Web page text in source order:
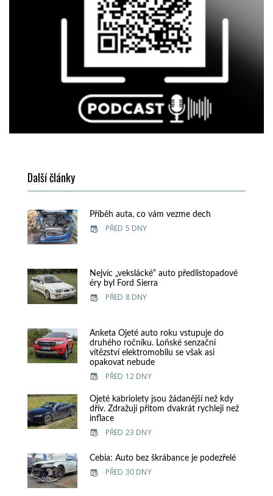
Další články
Příběh auta, co vám vezme dech
PŘED 5 DNY
Nejvíc „vekslácké“ auto předlistopadové
éry byl Ford Sierra
PŘED 8 DNY
Anketa Ojeté auto roku vstupuje do
druhého ročníku. Loňské senzační
vítězství elektromobilu se však asi
opakovat nebude
PŘED 12 DNY
Ojeté kabriolety jsou žádanější než kdy
dřív. Zdražují přitom dvakrát rychleji než
inflace
PŘED 23 DNY
Cebia: Auto bez škrábance je podezřelé
PŘED 30 DNY